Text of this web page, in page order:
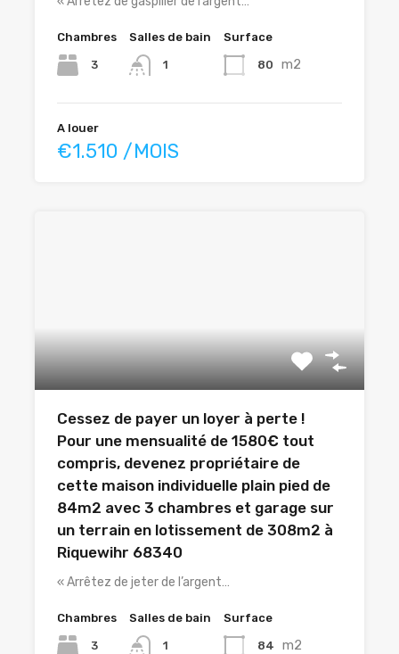
Chambres
3
Salles de bain
1
Surface
80 m2
A louer
€1.510 /MOIS
Cessez de payer un loyer à perte !
Pour une mensualité de 1580€ tout
compris, devenez propriétaire de
cette maison individuelle plain pied de
84m2 avec 3 chambres et garage sur
un terrain en lotissement de 308m2 à
Riquewihr 68340
« Arrêtez de jeter de l’argent…
Chambres
3
Salles de bain
1
Surface
84 m2